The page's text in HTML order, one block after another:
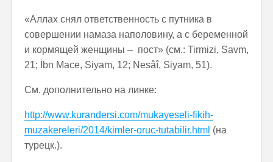
«Аллах снял ответственность с путника в
совершении намаза наполовину, а с беременной
и кормящей женщины – пост» (см.: Tirmizi, Savm,
21; İbn Mace, Siyam, 12; Nesâî, Siyam, 51).
См. дополнительно на линке:
http://www.kurandersi.com/mukayeseli-fikih-
muzakereleri/2014/kimler-oruc-tutabilir.html (на
турецк.).